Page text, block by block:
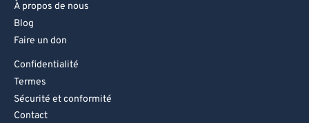
À propos de nous
Blog
Faire un don
Confidentialité
Termes
Sécurité et conformité
Contact